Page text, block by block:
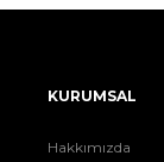
KURUMSAL
Hakkımızda